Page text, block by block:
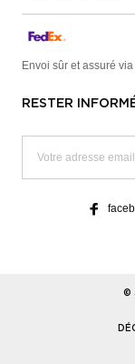
Envoi sûr et assuré via
RESTER
©